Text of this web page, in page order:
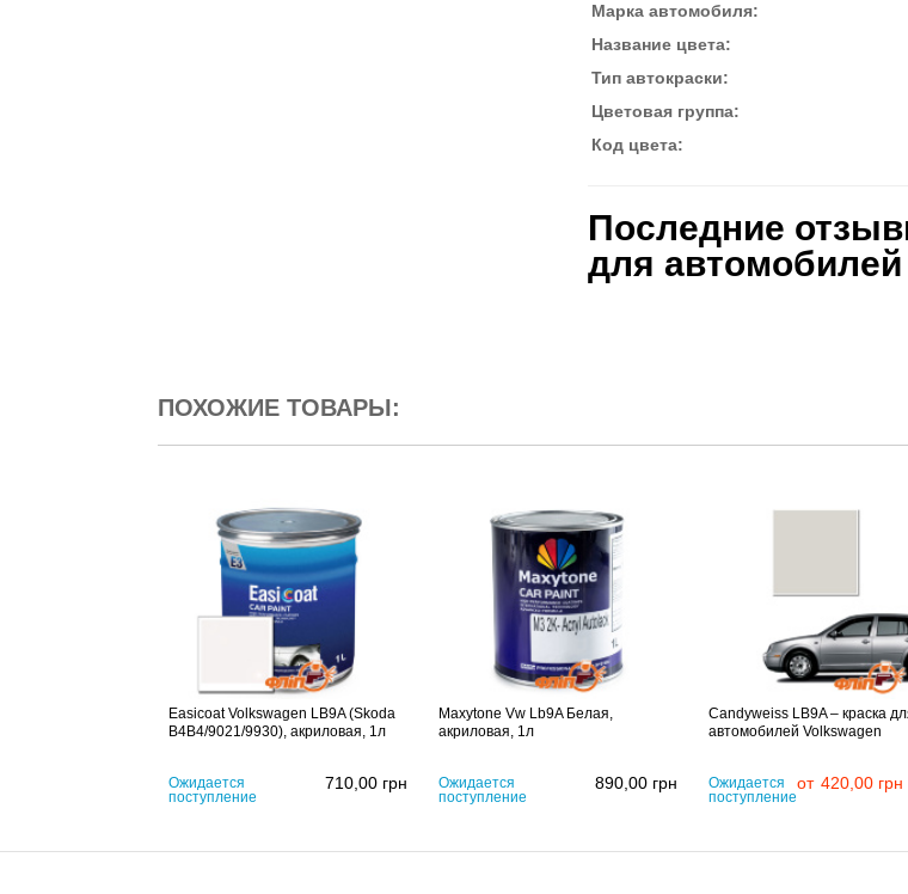
Марка автомобиля:
Название цвета:
Тип автокраски:
Цветовая группа:
Код цвета:
Последние
для
ПОХОЖИЕ ТОВАРЫ:
Easicoat Volkswagen LB9A (Skoda
B4B4/9021/9930), акриловая, 1л
Ожидается
поступление
710,00 грн
Maxytone Vw Lb9A Белая,
акриловая, 1л
Ожидается
поступление
890,00 грн
Candyweiss LB9A – краска
автомобилей Volkswagen
Ожидается
поступление
от 420,00 грн